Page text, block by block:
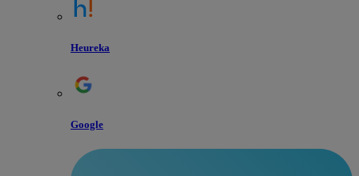
Heureka
Google